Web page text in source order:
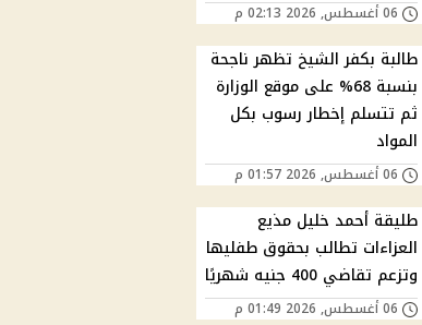
06 أغسطس, 2026 02:13 م
طالبة بكفر الشيخ تظهر ناجحة
بنسبة 68% على موقع الوزارة
ثم تتسلم إخطار رسوب بكل
المواد
06 أغسطس, 2026 01:57 م
طليقة أحمد خليل مذيع
العزاءات تطالب بحقوق طفليها
وتزعم تقاضي 400 جنيه شهريًا
06 أغسطس, 2026 01:49 م